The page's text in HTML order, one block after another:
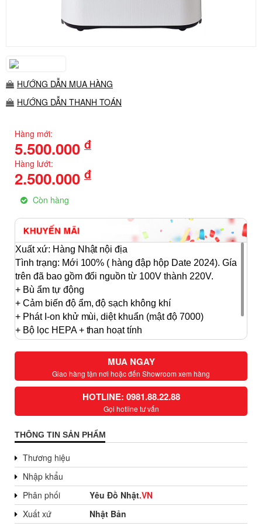
HƯỚNG DẪN MUA HÀNG
HƯỚNG DẪN THANH TOÁN
Hàng mới:
5.500.000 đ
Hàng lướt:
2.500.000 đ
Còn hàng
Xuất xứ: Hàng Nhật nội địa
Tình trạng: Mới 100% ( hàng đập hộp Date 2024). Gía
trên đã bao gồm đổi nguồn từ 100V thành 220V.
+ Bù ẩm tự động
+ Cảm biến độ ẩm, độ sạch không khí
+ Phát I-on khử mùi, diệt khuẩn (mật độ 7000)
+ Bộ lọc HEPA + than hoạt tính
MUA NGAY
Giao hàng tận nơi hoặc đến Showroom xem hàng
HOTLINE: 0981.88.22.88
Gọi hotline tư vấn
THÔNG TIN SẢN PHẨM
Thương hiệu
Nhập khẩu
Phân phối
Yêu Đồ Nhật.VN
Xuất xứ
Nhật Bản